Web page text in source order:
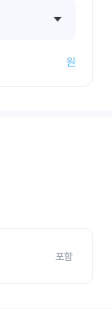
원
포함